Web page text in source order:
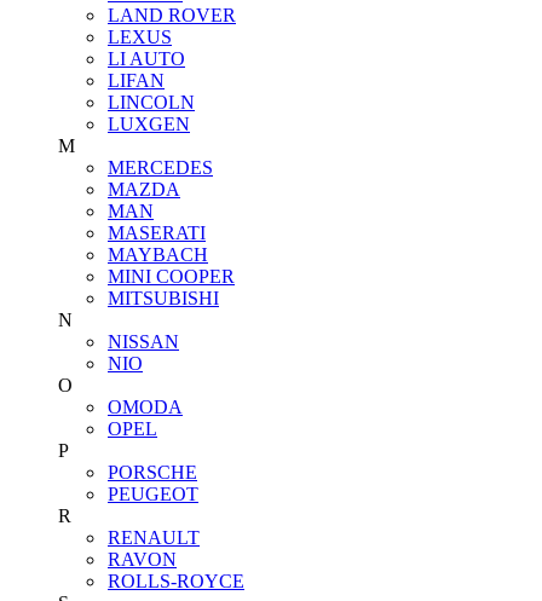
LAND ROVER
LEXUS
LI AUTO
LIFAN
LINCOLN
LUXGEN
M
MERCEDES
MAZDA
MAN
MASERATI
MAYBACH
MINI COOPER
MITSUBISHI
N
NISSAN
NIO
O
OMODA
OPEL
P
PORSCHE
PEUGEOT
R
RENAULT
RAVON
ROLLS-ROYCE